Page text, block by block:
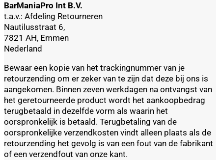
BarManiaPro Int B.V.
t.a.v.: Afdeling Retourneren
Nautilusstraat 6,
7821 AH, Emmen
Nederland
Bewaar een kopie van het trackingnummer van je
retourzending om er zeker van te zijn dat deze bij ons is
aangekomen. Binnen zeven werkdagen na ontvangst van
het geretourneerde product wordt het aankoopbedrag
terugbetaald in dezelfde vorm als waarin het
oorspronkelijk is betaald. Terugbetaling van de
oorspronkelijke verzendkosten vindt alleen plaats als de
retourzending het gevolg is van een fout van de fabrikant
of een verzendfout van onze kant.